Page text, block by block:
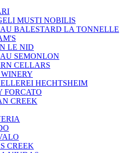
MUSTI NOBILIS
BALESTARD LA TONNELLE
LE NID
SEMONLON
CELLARS
HECHTSHEIM
FORCATO
CREEK
CREEK